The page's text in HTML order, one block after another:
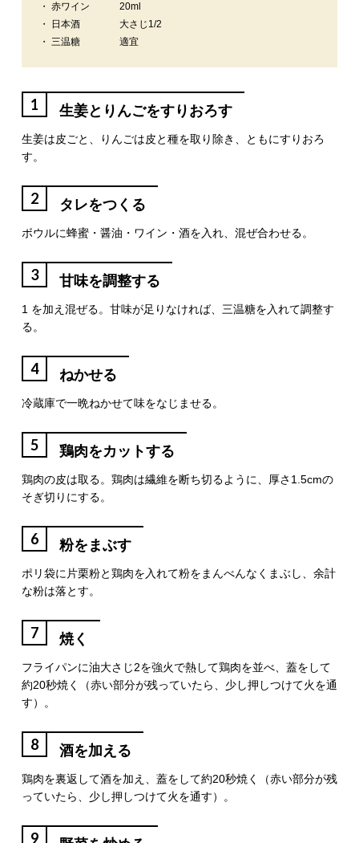
・ 赤ワイン
20ml
・ 日本酒
大さじ1/2
・ 三温糖
適宜
1 生姜とりんごをすりおろす
生姜は皮ごと、りんごは皮と種を取り除き、ともにすりおろ
す。
2 タレをつくる
ボウルに蜂蜜・醤油・ワイン・酒を入れ、混ぜ合わせる。
3 甘味を調整する
1 を加え混ぜる。甘味が足りなければ、三温糖を入れて調整す
る。
4 ねかせる
冷蔵庫で一晩ねかせて味をなじませる。
5 鶏肉をカットする
鶏肉の皮は取る。鶏肉は繊維を断ち切るように、厚さ1.5cmの
そぎ切りにする。
6 粉をまぶす
ポリ袋に片栗粉と鶏肉を入れて粉をまんべんなくまぶし、余計
な粉は落とす。
7 焼く
フライパンに油大さじ2を強火で熱して鶏肉を並べ、蓋をして
約20秒焼く（赤い部分が残っていたら、少し押しつけて火を通
す）。
8 酒を加える
鶏肉を裏返して酒を加え、蓋をして約20秒焼く（赤い部分が残
っていたら、少し押しつけて火を通す）。
9